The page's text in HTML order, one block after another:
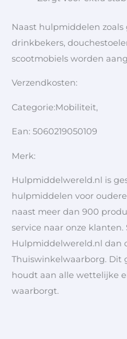
Naast hulpmiddelen zoals
drinkbekers,
scootmobiels worden
Verzendkosten:
Categorie:Mobiliteit,
Ean: 5060219050109
Merk:
Hulpmiddelwereld.nl is
hulpmiddelen voor
naast meer dan 900
service naar onze klanten.
Hulpmiddelwereld.nl dan
Thuiswinkelwaarborg. Dit
houdt aan alle wettelijke
waarborgt.